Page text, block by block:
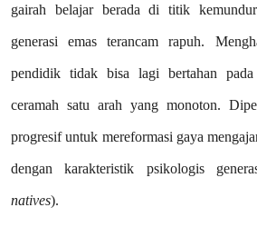
gairah belajar berada di titik
generasi emas terancam rapuh.
pendidik tidak bisa lagi bertahan
ceramah satu arah yang monoton.
progresif untuk mereformasi gaya
dengan karakteristik psikologis
natives).